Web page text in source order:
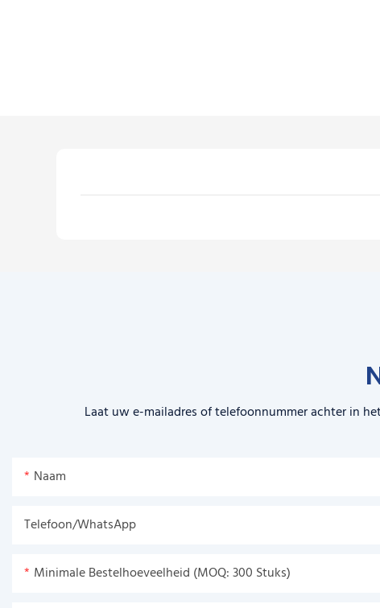
Laat uw e-mailadres of telefoonnummer achter in
Naam
Telefoon/WhatsApp
Minimale Bestelhoeveelheid (MOQ: 300 Stuks)